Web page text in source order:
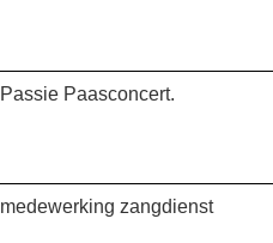
Passie Paasconcert.
medewerking zangdienst